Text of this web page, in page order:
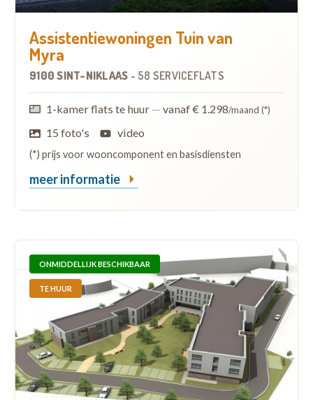
Assistentiewoningen Tuin van
Myra
9100 SINT-NIKLAAS - 58 SERVICEFLATS
1-kamer flats te huur — vanaf € 1.298/maand (*)
15 foto's video
(*) prijs voor wooncomponent en basisdiensten
meer informatie
ONMIDDELLIJK BESCHIKBAAR
TE HUUR